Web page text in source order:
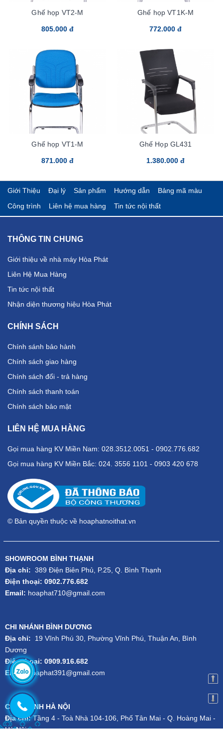
Ghế họp VT2-M
805.000 đ
Ghế họp VT1K-M
772.000 đ
Ghế họp VT1-M
871.000 đ
Ghế Họp GL431
1.380.000 đ
Giới Thiệu Đại lý Sản phẩm Hướng dẫn
Bảng mã màu
Công trình
Liên hệ mua hàng Tin tức nội thất
THÔNG TIN CHUNG
Giới thiệu về nhà máy Hòa Phát
Liên Hệ Mua Hàng
Tin tức nội thất
Nhận diện thương hiệu Hòa Phát
CHÍNH SÁCH
Chính sánh bảo hành
Chính sách giao hàng
Chính sách đổi - trả hàng
Chính sách thanh toán
Chính sách bảo mật
LIÊN HỆ MUA HÀNG
Gọi mua hàng KV Miền Nam: 028.3512.0051 - 0902.776.682
Gọi mua hàng KV Miền Bắc: 024. 3556 1101 - 0903 420 678
© Bản quyền thuộc về hoaphatnoithat.vn
SHOWROOM BÌNH THẠNH
Địa chỉ: 389 Điện Biên Phủ, P.25, Q. Bình Thạnh
Điện thoại: 0902.776.682
Email: hoaphat710@gmail.com
CHI NHÁNH BÌNH DƯƠNG
Địa chỉ: 19 Vĩnh Phú 30, Phường Vĩnh Phú, Thuận An, Bình
Dương
Điện thoại: 0909.916.682
Email:hoaphat391@gmail.com
CHI NHÁNH HÀ NỘI
Địa chỉ:Tầng 4 - Toà Nhà 104-106, Phố Tân Mai - Q. Hoàng Mai -
Hà Nội